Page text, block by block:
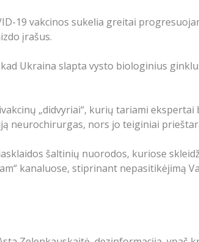
19 vakcinos sukelia greitai
įrašus.
Ukraina slapta vysto biologinius
„didvyriai“, kurių tariami ekspertai
neurochirurgas, nors jo teiginiai
šaltinių nuorodos, kuriose
kanaluose, stiprinant nepasitikėjimą